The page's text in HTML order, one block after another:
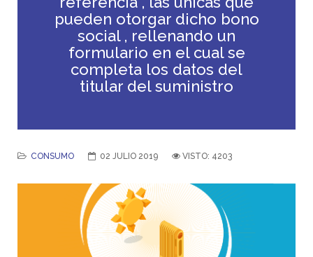
pueden otorgar dicho bono
social , rellenando un
formulario en el cual se
completa los datos del
titular del suministro
CONSUMO 02 JULIO 2019 VISTO: 4203